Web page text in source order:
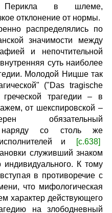
Перикла в шлеме,
отклонение от нормы.
распределялись по
значимости между
и непочтительной
суть наиболее
Молодой Ницше так
("Das tragische
трагедии – в
от шекспировской –
обязательный
наряду со столь же
и
[с.638]
служивший знаком
индивидуального. К тому
в противоречие с
что мифологическая
характер действующего
на злободневный